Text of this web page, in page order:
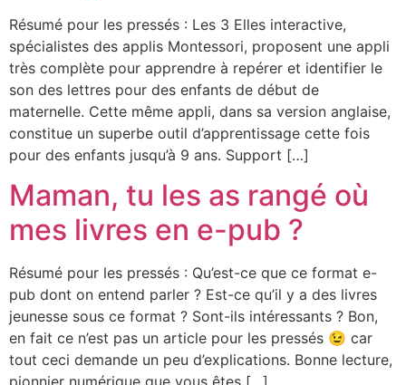
Résumé pour les pressés : Les 3 Elles interactive,
spécialistes des applis Montessori, proposent une appli
très complète pour apprendre à repérer et identifier le
son des lettres pour des enfants de début de
maternelle. Cette même appli, dans sa version anglaise,
constitue un superbe outil d’apprentissage cette fois
pour des enfants jusqu’à 9 ans. Support […]
Maman, tu les as rangé où
mes livres en e-pub ?
Résumé pour les pressés : Qu’est-ce que ce format e-
pub dont on entend parler ? Est-ce qu’il y a des livres
jeunesse sous ce format ? Sont-ils intéressants ? Bon,
en fait ce n’est pas un article pour les pressés 😉 car
tout ceci demande un peu d’explications. Bonne lecture,
pionnier numérique que vous êtes […]